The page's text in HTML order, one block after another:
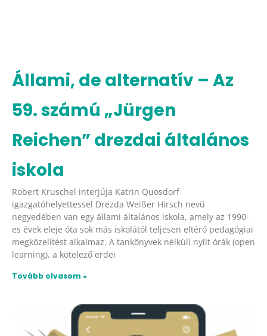
Állami, de alternatív – Az
59. számú „Jürgen
Reichen” drezdai általános
iskola
Robert Kruschel interjúja Katrin Quosdorf
igazgatóhelyettessel Drezda Weißer Hirsch nevű
negyedében van egy állami általános iskola, amely az 1990-
es évek eleje óta sok más iskolától teljesen eltérő pedagógiai
megközelítést alkalmaz. A tankönyvek nélküli nyílt órák (open
learning), a kötelező erdei
Tovább olvasom »